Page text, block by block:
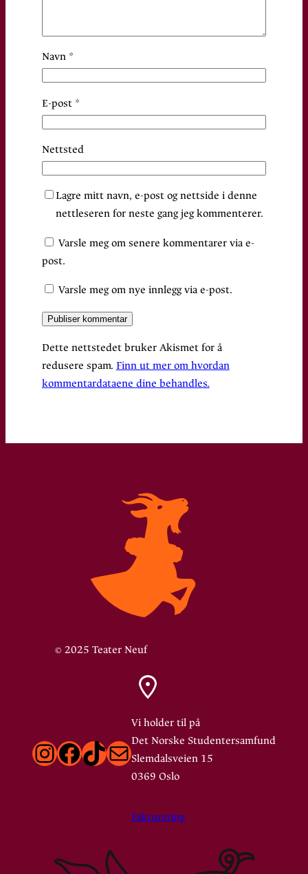
Navn *
E-post *
Nettsted
Lagre mitt navn, e-post og nettside i denne
nettleseren for neste gang jeg kommenterer.
Varsle meg om senere kommentarer via e-
post.
Varsle meg om nye innlegg via e-post.
Dette nettstedet bruker Akismet for å
redusere spam. Finn ut mer om hvordan
kommentardataene dine behandles.
© 2025 Teater Neuf
Instagram
Facebook
TikTok
E-post
Vi holder til på
Det Norske Studentersamfund
Slemdalsveien 15
0369 Oslo
Fakturering